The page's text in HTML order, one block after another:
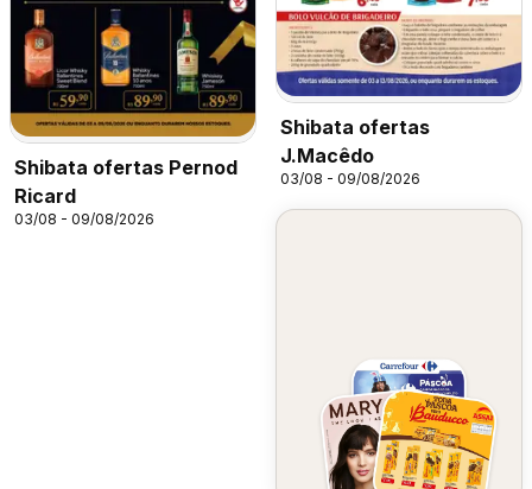
Shibata ofertas Pernod
Ricard
03/08 - 09/08/2026
Shibata ofertas
J.Macêdo
03/08 - 09/08/2026